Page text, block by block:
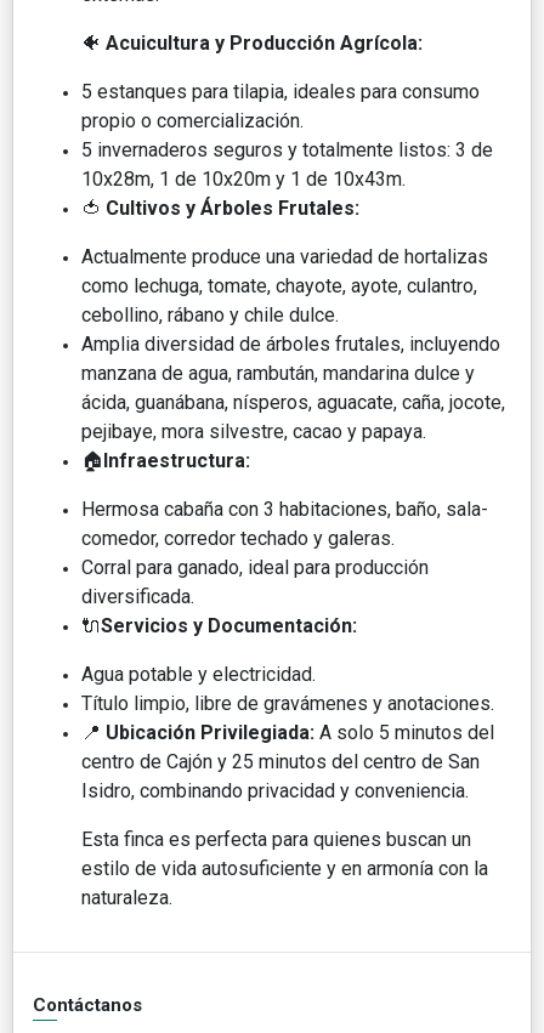
🐠 Acuicultura y Producción Agrícola:
5 estanques para tilapia, ideales para consumo
propio o comercialización.
5 invernaderos seguros y totalmente listos: 3 de
10x28m, 1 de 10x20m y 1 de 10x43m.
🍅 Cultivos y Árboles Frutales:
Actualmente produce una variedad de hortalizas
como lechuga, tomate, chayote, ayote, culantro,
cebollino, rábano y chile dulce.
Amplia diversidad de árboles frutales, incluyendo
manzana de agua, rambután, mandarina dulce y
ácida, guanábana, nísperos, aguacate, caña, jocote,
pejibaye, mora silvestre, cacao y papaya.
🏠Infraestructura:
Hermosa cabaña con 3 habitaciones, baño, sala-
comedor, corredor techado y galeras.
Corral para ganado, ideal para producción
diversificada.
🔌Servicios y Documentación:
Agua potable y electricidad.
Título limpio, libre de gravámenes y anotaciones.
📍 Ubicación Privilegiada: A solo 5 minutos del
centro de Cajón y 25 minutos del centro de San
Isidro, combinando privacidad y conveniencia.
Esta finca es perfecta para quienes buscan un
estilo de vida autosuficiente y en armonía con la
naturaleza.
Contáctanos